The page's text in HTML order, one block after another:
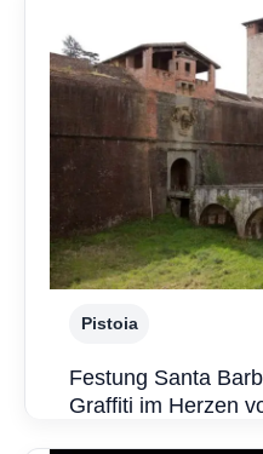
Pistoia
Festung Santa
Graffiti im Herzen